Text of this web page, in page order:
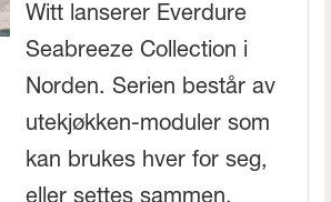
Witt lanserer Everdure
Seabreeze Collection i
Norden. Serien består av
utekjøkken-moduler som
kan brukes hver for seg,